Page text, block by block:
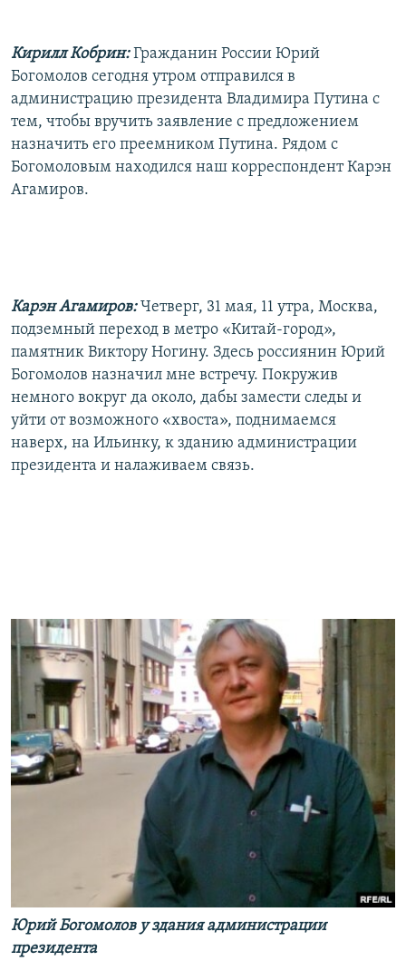
СОЦИАЛЬНЫЕ СЕТИ
Все сайты РСЕ/РС
Кирилл Кобрин:Гражданин России Юрий
Богомолов сегодня утром отправился в
администрацию президента Владимира Путина с
тем, чтобы вручить заявление с предложением
назначить его преемником Путина. Рядом с
Богомоловым находился наш корреспондент Карэн
Агамиров.
Карэн Агамиров:Четверг, 31 мая, 11 утра, Москва,
подземный переход в метро «Китай-город»,
памятник Виктору Ногину. Здесь россиянин Юрий
Богомолов назначил мне встречу. Покружив
немного вокруг да около, дабы замести следы и
уйти от возможного «хвоста», поднимаемся
наверх, на Ильинку, к зданию администрации
президента и налаживаем связь.
Юрий Богомолов у здания администрации
президента